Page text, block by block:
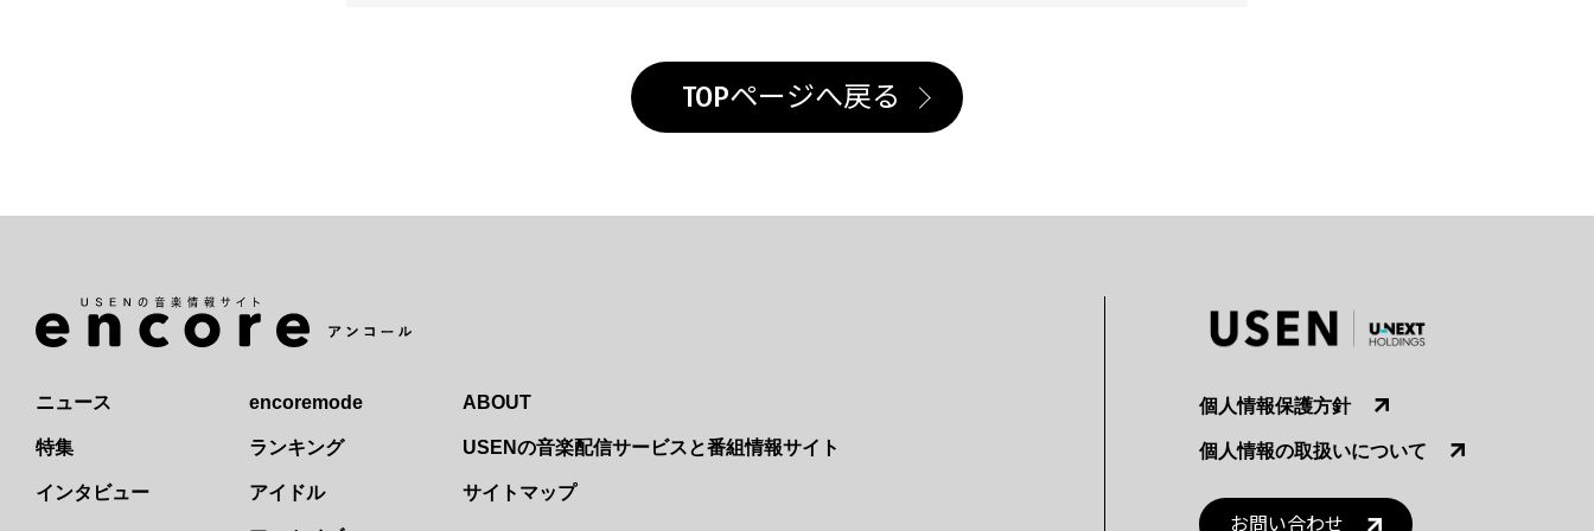
TOPページへ戻る
ニュース
特集
インタビュー
encoremode
ランキング
アイドル
ABOUT
USENの音楽配信サービスと番組情報サイト
サイトマップ
個人情報保護方針
個人情報の取扱いについて
お問い合わせ